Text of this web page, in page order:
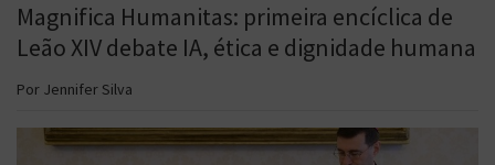
Magnifica Humanitas: primeira encíclica de
Leão XIV debate IA, ética e dignidade humana
Por Jennifer Silva